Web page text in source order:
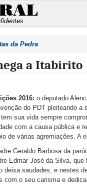
da Pedra
a Itabirito
2016: o deputado
do PDT pleiteando a
sua vida sempre
com a causa pública e
de várias agremiações. A
Geraldo Barbosa da
Edmar José da Silva, que
deixa saudades, e nestes
com o seu carisma e